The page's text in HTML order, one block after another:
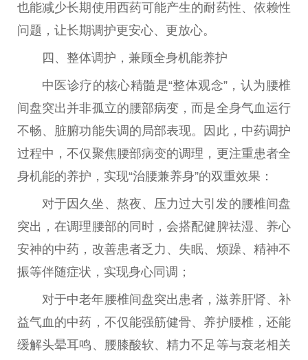
也能减少长期使用西药可能产生的耐药性、依赖性
问题，让长期调护更安心、更放心。
四、整体调护，兼顾全身机能养护
中医诊疗的核心精髓是“整体观念”，认为腰椎
间盘突出并非孤立的腰部病变，而是全身气血运行
不畅、脏腑功能失调的局部表现。因此，中药调护
过程中，不仅聚焦腰部病变的调理，更注重患者全
身机能的养护，实现“治腰兼养身”的双重效果 ：
对于因久坐、熬夜、压力过大引发的腰椎间盘
突出，在调理腰部的同时，会搭配健脾祛湿、养心
安神的中药，改善患者乏力、失眠、烦躁、 精神不
振等伴随症状，实现身心同调；
对于中老年腰椎间盘突出患者，滋养肝肾、补
益气血的中药，不仅能强筋健骨、养护腰椎，还能
缓解头晕耳鸣、腰膝酸软、精力不足等与衰老相关